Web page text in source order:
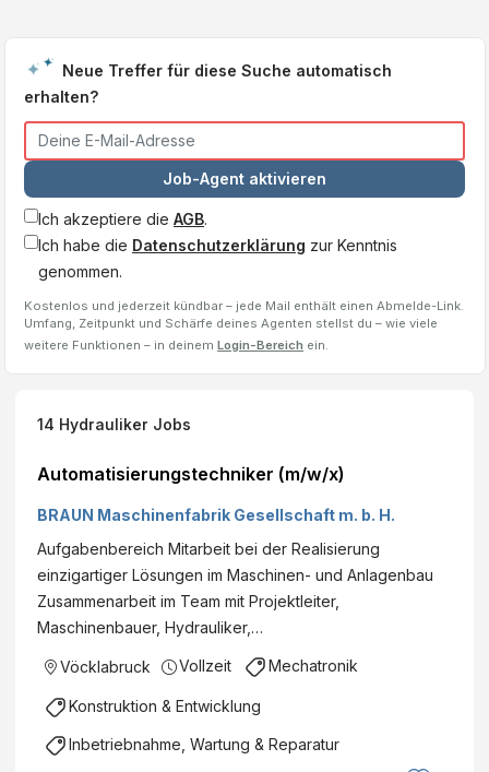
Neue Treffer für diese Suche automatisch
erhalten?
Job-Agent aktivieren
Ich akzeptiere die AGB.
Ich habe die Datenschutzerklärung zur Kenntnis
genommen.
Kostenlos und jederzeit kündbar – jede Mail enthält einen Abmelde-Link.
Umfang, Zeitpunkt und Schärfe deines Agenten stellst du – wie viele
weitere Funktionen – in deinem Login-Bereich ein.
14 Hydrauliker Jobs
Automatisierungstechniker (m/w/x)
BRAUN Maschinenfabrik Gesellschaft m. b. H.
Aufgabenbereich Mitarbeit bei der Realisierung
einzigartiger Lösungen im Maschinen- und Anlagenbau
Zusammenarbeit im Team mit Projektleiter,
Maschinenbauer, Hydrauliker,…
Vöcklabruck Vollzeit Mechatronik
Konstruktion & Entwicklung
Inbetriebnahme, Wartung & Reparatur